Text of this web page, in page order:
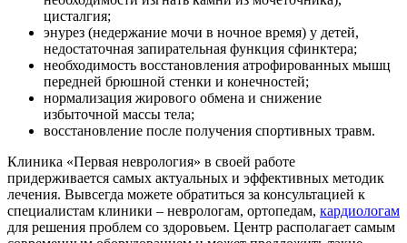
цисталгия;
энурез (недержание мочи в ночное время) у детей,
недостаточная запирательная функция сфинктера;
необходимость восстановления атрофированных мышц
передней брюшной стенки и конечностей;
нормализация жирового обмена и снижение
избыточной массы тела;
восстановление после получения спортивных травм.
Клиника «Первая неврология» в своей работе
придерживается самых актуальных и эффективных методик
лечения. Вывсегда можете обратиться за консультацией к
специалистам клиники – неврологам, ортопедам, кардиологам
для решения проблем со здоровьем. Центр располагает самым